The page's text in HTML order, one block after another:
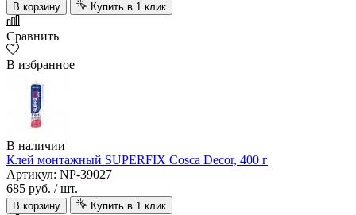
В корзину Купить в 1 клик
Сравнить
В избранное
В наличии
Клей монтажный SUPERFIX Cosca Decor, 400 г
Артикул: NP-39027
685 руб. / шт.
В корзину Купить в 1 клик